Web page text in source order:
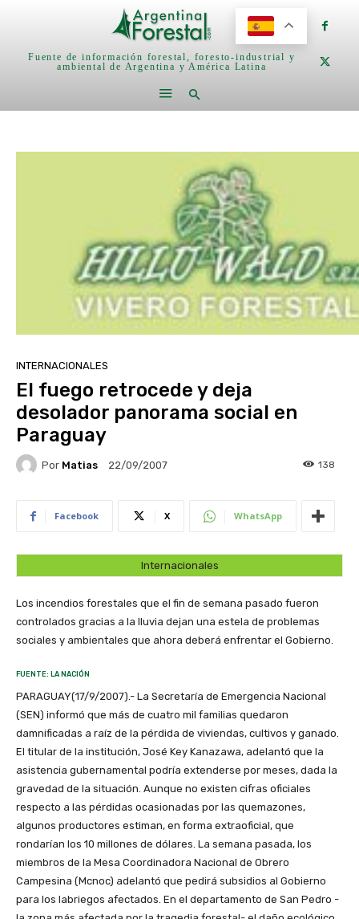
Fuente de información forestal, foresto-industrial y
ambiental de Argentina y América Latina
INTERNACIONALES
El fuego retrocede y deja
desolador panorama social en
Paraguay
Por Matias 22/09/2007 138
Facebook X WhatsApp
Internacionales
Los incendios forestales que el fin de semana pasado fueron
controlados gracias a la lluvia dejan una estela de problemas
sociales y ambientales que ahora deberá enfrentar el Gobierno.
FUENTE: LA NACIÓN
PARAGUAY(17/9/2007).- La Secretaría de Emergencia Nacional
(SEN) informó que más de cuatro mil familias quedaron
damnificadas a raíz de la pérdida de viviendas, cultivos y ganado.
El titular de la institución, José Key Kanazawa, adelantó que la
asistencia gubernamental podría extenderse por meses, dada la
gravedad de la situación. Aunque no existen cifras oficiales
respecto a las pérdidas ocasionadas por las quemazones,
algunos productores estiman, en forma extraoficial, que
rondarían los 10 millones de dólares. La semana pasada, los
miembros de la Mesa Coordinadora Nacional de Obrero
Campesina (Mcnoc) adelantó que pedirá subsidios al Gobierno
para los labriegos afectados. En el departamento de San Pedro -